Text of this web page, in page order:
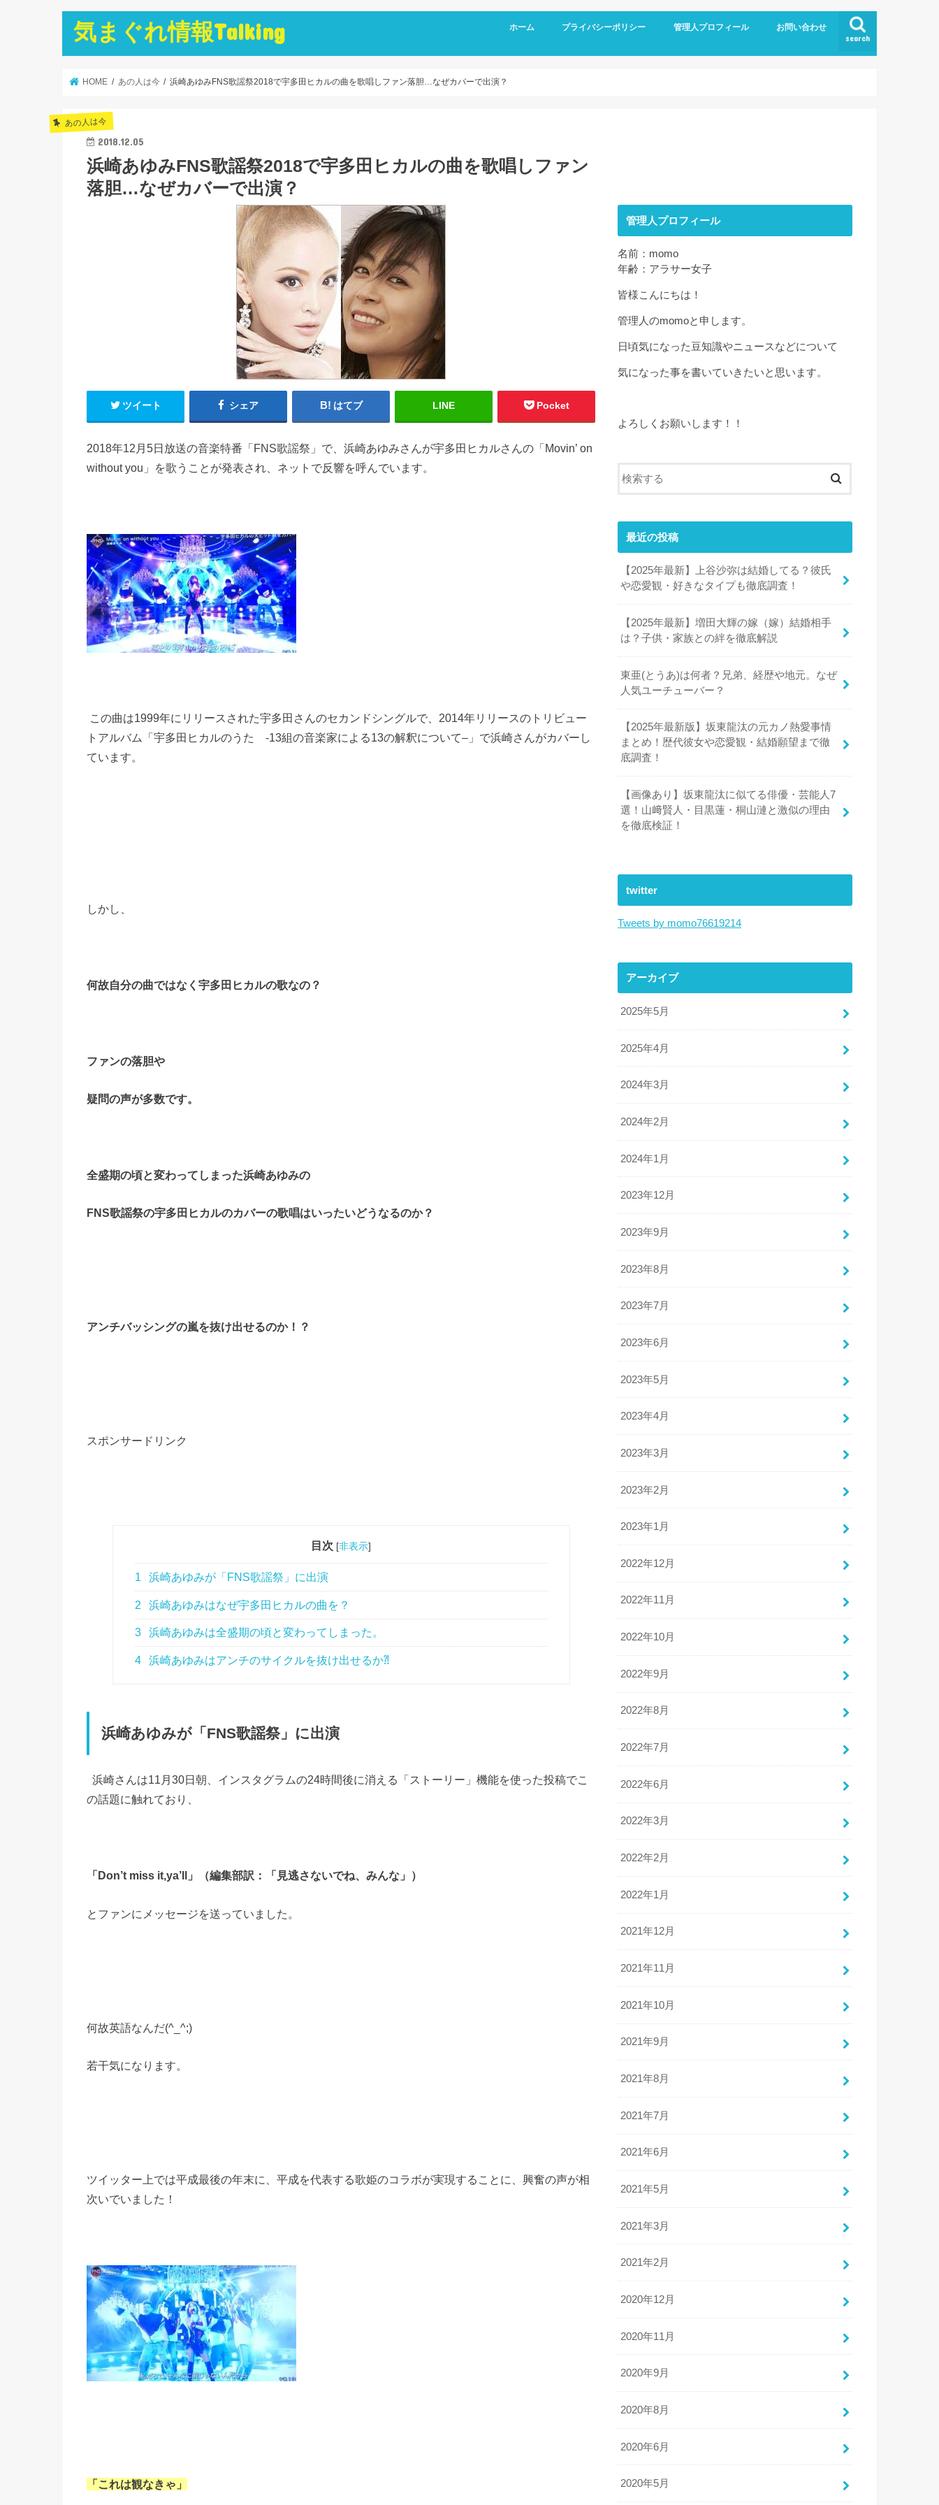
気まぐれ情報Talking search
ホーム プライバシーポリシー 管理人プロフィール お問い合わせ
HOME あの人は今 浜崎あゆみFNS歌謡祭2018で宇多田ヒカルの曲を歌唱しファン落胆…なぜカバーで出演？
あの人は今
2018.12.05
浜崎あゆみFNS歌謡祭2018で宇多田ヒカルの曲を歌唱しファン
落胆…なぜカバーで出演？
ツイート シェア はてブ LINE Pocket
2018年12 月5日放送の音楽特番「FNS歌謡祭」で、浜崎あゆみさんが宇多田ヒカルさんの「Movin’ on
without you 」を歌うことが発表され、ネットで反響を呼んでいます。
この曲は1999年にリリースされた宇多田さんのセカンドシングルで、 2014年リリースのトリビュー
トアルバム「宇多田ヒカルのうた -13組の音楽家による13の解釈について– 」で浜崎さんがカバーし
ています。
しかし、
何故自分の曲ではなく宇多田ヒカルの歌なの？
ファンの落胆や
疑問の声が多数です。
全盛期の頃と変わってしまった浜崎あゆみの
FNS歌謡祭の宇多田ヒカルのカバーの歌唱はいったいどうなるのか？
アンチバッシングの嵐を抜け出せるのか！？
スポンサードリンク
目次 [非表示]
1 浜崎あゆみが「FNS歌謡祭」に出演
2 浜崎あゆみはなぜ宇多田ヒカルの曲を？
3 浜崎あゆみは全盛期の頃と変わってしまった。
4 浜崎あゆみはアンチのサイクルを抜け出せるか⁈
浜崎あゆみが「 FNS歌謡祭」に出演
浜崎さんは11 月 30日朝、インスタグラムの24時間後に消える「ストーリー」機能を使った投稿でこ
の話題に触れており、
「Don’t miss it,ya’ll 」（編集部訳：「見逃さないでね、みんな」）
とファンにメッセージを送っていました。
何故英語なんだ(^_^;)
若干気になります。
ツイッター上では平成最後の年末に、平成を代表する歌姫のコラボが実現することに、興奮の声が相
次いでいました！
「これは観なきゃ」
管理人プロフィール
名前：momo
年齢：アラサー女子
皆様こんにちは！
管理人のmomoと申します。
日頃気になった豆知識やニュースなどについて
気になった事を書いていきたいと思います。
よろしくお願いします！！
最近の投稿
【2025年最新】上谷沙弥は結婚してる？彼氏
や恋愛観・好きなタイプも徹底調査！
【2025年最新】増田大輝の嫁（嫁）結婚相手
は？子供・家族との絆を徹底解説
東亜(とうあ)は何者？兄弟、経歴や地元。なぜ
人気ユーチューバー？
【2025年最新版】坂東龍汰の元カノ熱愛事情
まとめ！歴代彼女や恋愛観・結婚願望まで徹
底調査！
【画像あり】坂東龍汰に似てる俳優・芸能人7
選！山﨑賢人・目黒蓮・桐山漣と激似の理由
を徹底検証！
twitter
Tweets by momo76619214
アーカイブ
2025年5月
2025年4月
2024年3月
2024年2月
2024年1月
2023年12月
2023年9月
2023年8月
2023年7月
2023年6月
2023年5月
2023年4月
2023年3月
2023年2月
2023年1月
2022年12月
2022年11月
2022年10月
2022年9月
2022年8月
2022年7月
2022年6月
2022年3月
2022年2月
2022年1月
2021年12月
2021年11月
2021年10月
2021年9月
2021年8月
2021年7月
2021年6月
2021年5月
2021年3月
2021年2月
2020年12月
2020年11月
2020年9月
2020年8月
2020年6月
2020年5月